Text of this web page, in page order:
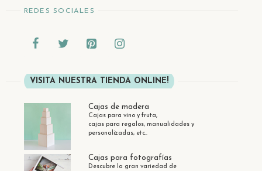
REDES SOCIALES
VISITA NUESTRA TIENDA ONLINE!
Cajas de madera
Cajas para vino y fruta,
cajas para regalos, manualidades y
personalizadas, etc..
Cajas para fotografías
Descubre la gran variedad de